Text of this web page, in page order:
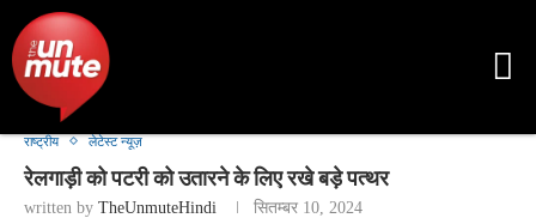
राष्ट्रीय लेटेस्ट न्यूज़
रेलगाड़ी को पटरी को उतारने के लिए रखे बड़े पत्थर
written by TheUnmuteHindi सितम्बर 10, 2024